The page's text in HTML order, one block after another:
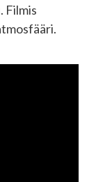
Filmis